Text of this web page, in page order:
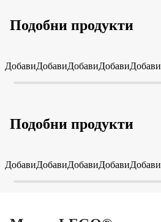
Подобни продукти
ДобавиДобавиДобавиДобавиДобави
Подобни продукти
ДобавиДобавиДобавиДобавиДобави